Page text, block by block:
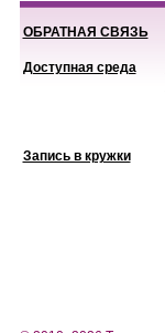
ОБРАТНАЯ СВЯЗЬ
Доступная среда
Запись в кружки